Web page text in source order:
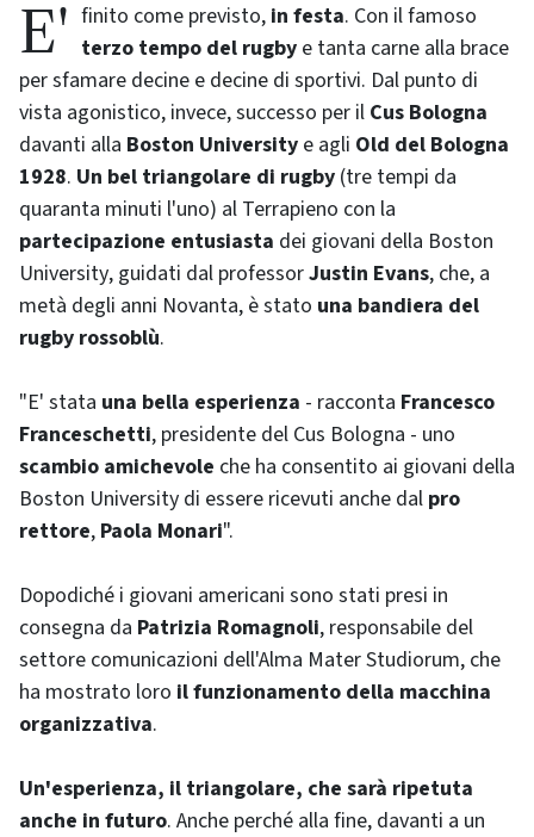
E' finito come previsto, in festa. Con il famoso
terzo tempo del rugby e tanta carne alla brace
per sfamare decine e decine di sportivi. Dal punto di
vista agonistico, invece, successo per il Cus Bologna
davanti alla Boston University e agli Old del Bologna
1928. Un bel triangolare di rugby (tre tempi da
quaranta minuti l'uno) al Terrapieno con la
partecipazione entusiasta dei giovani della Boston
University, guidati dal professorJustin Evans, che, a
metà degli anni Novanta, è stato una bandiera del
rugby rossoblù.
"E' stata una bella esperienza - racconta Francesco
Franceschetti, presidente del Cus Bologna - uno
scambio amichevole che ha consentito ai giovani della
Boston University di essere ricevuti anche dal pro
rettore, Paola Monari".
Dopodiché i giovani americani sono stati presi in
consegna da Patrizia Romagnoli, responsabile del
settore comunicazioni dell'Alma Mater Studiorum, che
ha mostrato loro il funzionamento della macchina
organizzativa.
Un'esperienza, il triangolare, che sarà ripetuta
anche in futuro. Anche perché alla fine, davanti a un